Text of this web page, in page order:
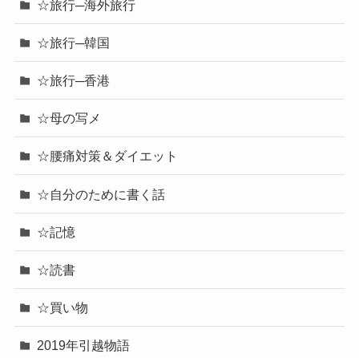
☆旅行─海外旅行
☆旅行─韓国
☆旅行─香港
☆母の写メ
☆腰痛対策＆ダイエット
☆自分のために書く話
☆記憶
☆読書
☆買い物
2019年引越物語